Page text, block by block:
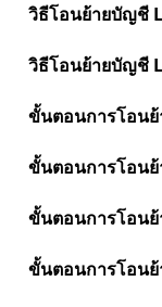
วิธีโอนย้ายบัญชี
วิธีโอนย้ายบัญชี
ขั้นตอนการโอนย้
ขั้นตอนการโอน
ขั้นตอนการโอน
ขั้นตอนการโอน